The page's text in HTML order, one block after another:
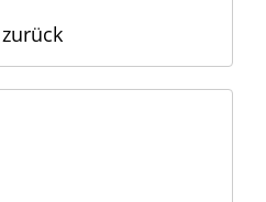
zurück